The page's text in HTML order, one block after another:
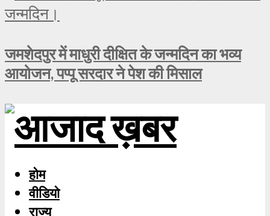
जमशेदपुर में माधुरी दीक्षित के जन्मदिन का भव्य
आयोजन, पप्पू सरदार ने पेश की मिसाल
होम
वीडियो
राज्य